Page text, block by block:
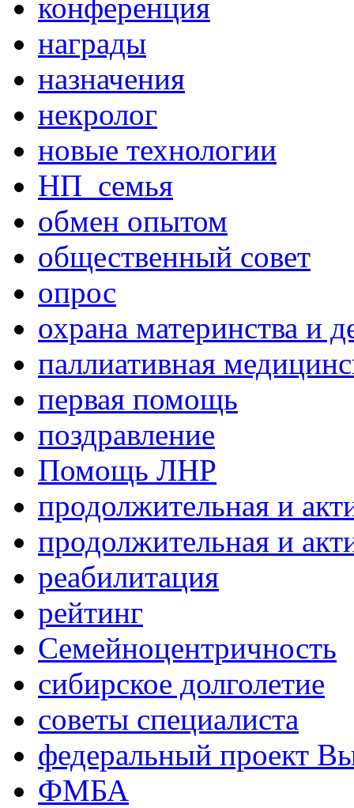
конференция
награды
назначения
некролог
новые технологии
НП_семья
обмен опытом
общественный совет
опрос
охрана материнства и
паллиативная
первая помощь
поздравление
Помощь ЛНР
продолжительная и
продолжительная и
реабилитация
рейтинг
Семейноцентричность
сибирское долголетие
советы специалиста
федеральный проект
ФМБА